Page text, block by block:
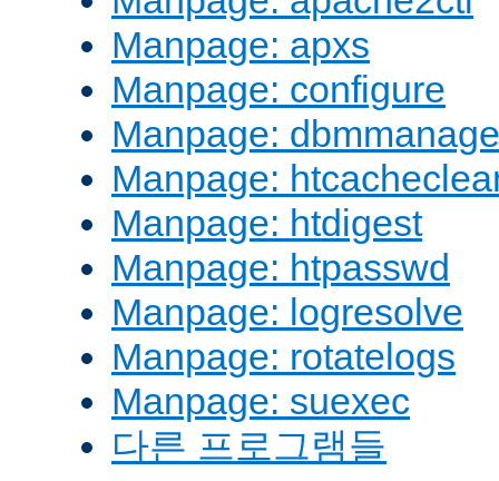
Manpage: apxs
Manpage: configure
Manpage: dbmmanage
Manpage:
Manpage: htdigest
Manpage: htpasswd
Manpage: logresolve
Manpage: rotatelogs
Manpage: suexec
다른 프로그램들